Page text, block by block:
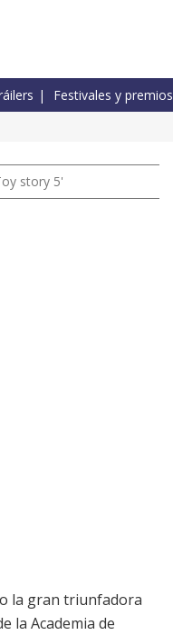
Festivales y premios
story 5'
la gran triunfadora
la Academia de